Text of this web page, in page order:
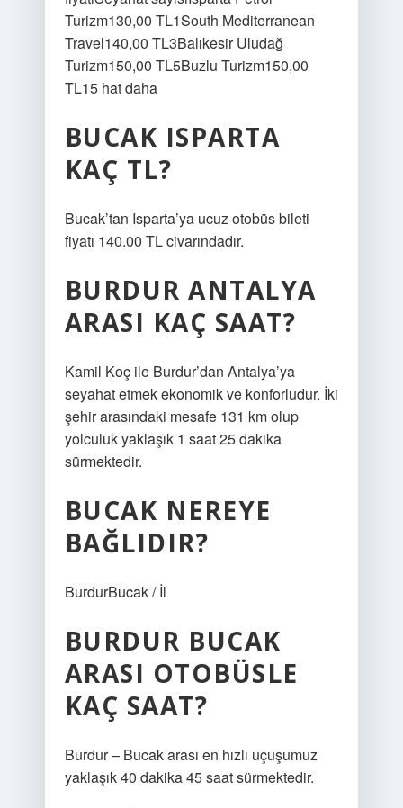
Turizm130,00 TL1South Mediterranean
Travel140,00 TL3Balıkesir Uludağ
Turizm150,00 TL5Buzlu Turizm150,00
TL15 hat daha
BUCAK ISPARTA
KAÇ TL?
Bucak’tan Isparta’ya ucuz otobüs bileti
fiyatı 140.00 TL civarındadır.
BURDUR ANTALYA
ARASI KAÇ SAAT?
Kamil Koç ile Burdur’dan Antalya’ya
seyahat etmek ekonomik ve konforludur. İki
şehir arasındaki mesafe 131 km olup
yolculuk yaklaşık 1 saat 25 dakika
sürmektedir.
BUCAK NEREYE
BAĞLIDIR?
BurdurBucak / İl
BURDUR BUCAK
ARASI OTOBÜSLE
KAÇ SAAT?
Burdur – Bucak arası en hızlı uçuşumuz
yaklaşık 40 dakika 45 saat sürmektedir.